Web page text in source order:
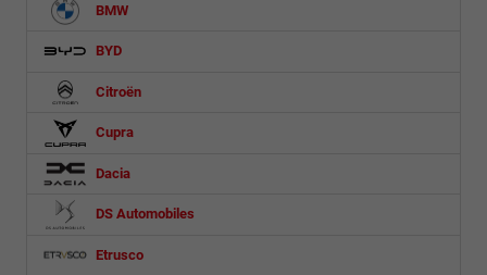
BMW
BYD
Citroën
Cupra
Dacia
DS Automobiles
Etrusco